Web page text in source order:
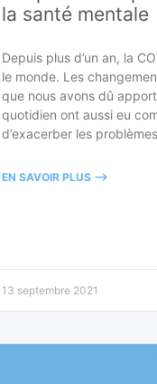
la santé mentale
Depuis plus d’un an, la
le monde. Les
que nous avons dû
quotidien ont aussi eu
d’exacerber les
EN SAVOIR PLUS -->
13 septembre 2021